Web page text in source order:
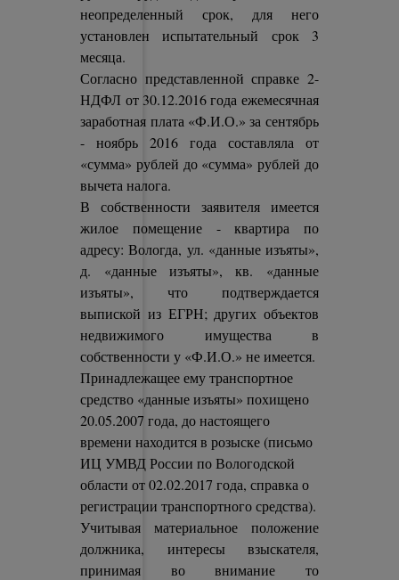
неопределенный срок, для него
установлен испытательный срок 3
месяца.
Согласно представленной справке 2-
НДФЛ от 30.12.2016 года ежемесячная
заработная плата «Ф.И.О.» за сентябрь
- ноябрь 2016 года составляла от
«сумма» рублей до «сумма» рублей до
вычета налога.
В собственности заявителя имеется
жилое помещение - квартира по
адресу: Вологда, ул. «данные изъяты»,
д. «данные изъяты», кв. «данные
изъяты», что подтверждается
выпиской из ЕГРН; других объектов
недвижимого имущества в
собственности у «Ф.И.О.» не имеется.
Принадлежащее ему транспортное
средство «данные изъяты» похищено
20.05.2007 года, до настоящего
времени находится в розыске (письмо
ИЦ УМВД России по Вологодской
области от 02.02.2017 года, справка о
регистрации транспортного средства).
Учитывая материальное положение
должника, интересы взыскателя,
принимая во внимание то